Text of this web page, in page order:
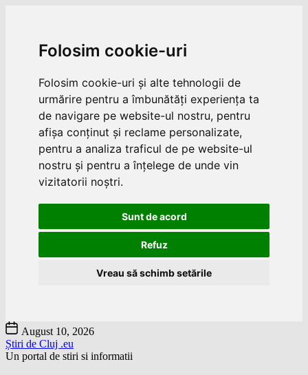
Folosim cookie-uri
Folosim cookie-uri și alte tehnologii de
urmărire pentru a îmbunătăți experiența ta
de navigare pe website-ul nostru, pentru
afișa conținut și reclame personalizate,
pentru a analiza traficul de pe website-ul
nostru și pentru a înțelege de unde vin
vizitatorii noștri.
Sunt de acord
Refuz
Vreau să schimb setările
Skip
to
the
content
August 10, 2026
Știri de Cluj .eu
Un portal de stiri si informatii